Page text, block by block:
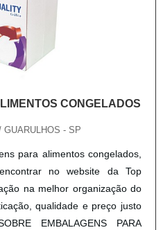
CONGELADOS
GUARULHOS - SP
para alimentos congelados,
no website da Top
na melhor organização do
qualidade e preço justo
EMBALAGENS PARA